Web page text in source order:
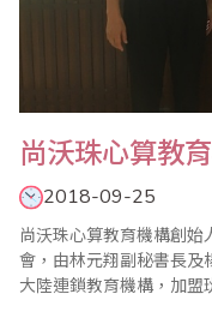
尚沃珠心算教
2018-09-25
尚沃珠心算教育機構創
會，由林元翔副秘書長及
大陸連鎖教育機構，加盟